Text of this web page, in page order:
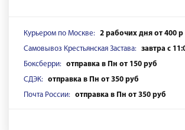
Курьером по Москве:
2 рабочих дня от 400 р
Самовывоз Крестьянская Застава:
завтра с
Боксберри:
отправка в Пн от 150 руб
СДЭК:
отправка в Пн от 350 руб
Почта России:
отправка в Пн от 350 руб